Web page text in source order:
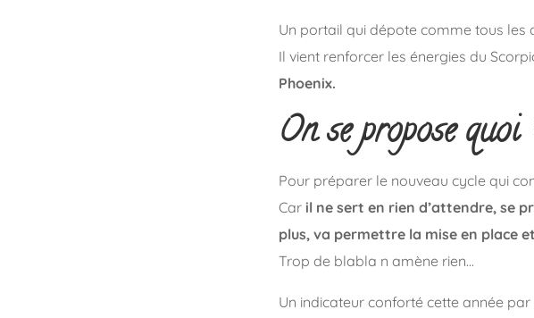
Un portail qui dépote comme tous les
Il vient renforcer les énergies du
Phoenix.
On se propose quoi
Pour préparer le nouveau cycle qui
Car il ne sert en rien d’attendre, se
plus, va permettre la mise en place
Trop de blabla n amène rien…
Un indicateur conforté cette année par